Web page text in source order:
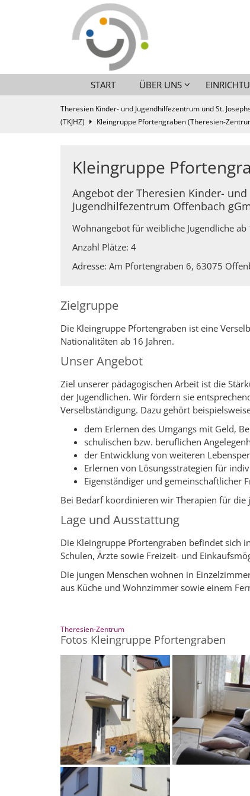
START ÜBER UNS
Theresien Kinder- und Jugendhilfezentrum und St.
(TKJHZ)
Kleingruppe Pfortengraben (Theresien-
Kleingruppe
Angebot der Theresien Kinder- und
Jugendhilfezentrum Offenbach
Wohnangebot für weibliche Jugendliche ab
Anzahl Plätze: 4
Adresse: Am Pfortengraben 6, 63075
Zielgruppe
Die Kleingruppe Pfortengraben ist eine
Nationalitäten ab 16 Jahren.
Unser Angebot
Ziel unserer pädagogischen Arbeit ist die
der Jugendlichen. Wir fördern sie
Verselbständigung. Dazu gehört
dem Erlernen des Umgangs mit Geld,
schulischen bzw. beruflichen
der Entwicklung von weiteren
Erlernen von Lösungsstrategien für
Eigenständiger und gemeinschaftlicher
Bei Bedarf koordinieren wir Therapien für
Lage und Ausstattung
Die Kleingruppe Pfortengraben befindet sich
Schulen, Ärzte sowie Freizeit- und
Die jungen Menschen wohnen in
aus Küche und Wohnzimmer sowie einem
Theresien-Zentrum:
Fotos Kleingruppe Pfortengraben